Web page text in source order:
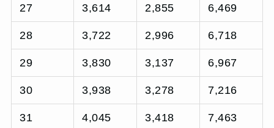
27 3,614 2,855 6,469
28 3,722 2,996 6,718
29 3,830 3,137 6,967
30 3,938 3,278 7,216
31 4,045 3,418 7,463